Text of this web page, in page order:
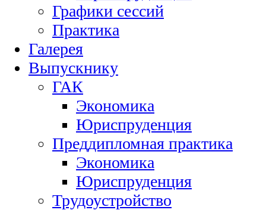
Графики сессий
Практика
Галерея
Выпускнику
ГАК
Экономика
Юриспруденция
Преддипломная практика
Экономика
Юриспруденция
Трудоустройство